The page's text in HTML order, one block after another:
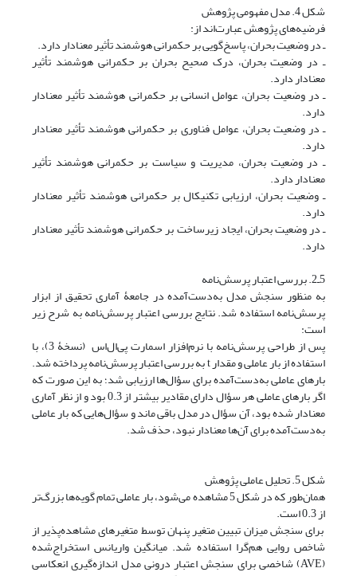
شکل 4. مدل مفهومی پژوهش
فرضیه‌های پژوهش عبارت‌اند از:
ـ در وضعیت بحران، پاسخ‌گویی بر حکمرانی هوشمند تأثیر معنادار دارد.
ـ در وضعیت بحران، درک صحیح بحران بر حکمرانی هوشمند تأثیر
معنادار دارد.
ـ در وضعیت بحران، عوامل انسانی بر حکمرانی هوشمند تأثیر معنادار
دارد.
ـ در وضعیت بحران، عوامل فناوری بر حکمرانی هوشمند تأثیر معنادار
دارد.
ـ در وضعیت بحران، مدیریت و سیاست بر حکمرانی هوشمند تأثیر
معنادار دارد.
ـ وضعیت بحران، ارزیابی تکنیکال بر حکمرانی هوشمند تأثیر معنادار
دارد.
ـ در وضعیت بحران، ایجاد زیرساخت بر حکمرانی هوشمند تأثیر معنادار
دارد.
5ـ2. بررسی اعتبار پرسش‌نامه
به منظور سنجش مدل به‌دست‌آمده در جامعۀ آماری تحقیق از ابزار
پرسش‌نامه استفاده شد. نتایج بررسی اعتبار پرسش‌نامه به شرح زیر
است:
پس از طراحی پرسش‌نامه با نرم‌افزار اسمارت پی‌ال‌اس (نسخۀ 3)، با
استفاده از بار عاملی و مقدار t به بررسی اعتبار پرسش‌نامه پرداخته شد.
بارهای عاملی به‌دست‌آمده برای سؤال‌ها ارزیابی شد؛ به این صورت که
اگر بارهای عاملی هر سؤال دارای مقادیر بیشتر از 0.3 بود و از نظر آماری
معنا‌دار شده بود، آن سؤال در مدل باقی ماند و سؤال‌هایی که بار عاملی
به‌دست‌آمده برای آن‌ها معنا‌دار نبود، حذف شد.
شکل 5. تحلیل عاملی پژوهش
همان‌طور که در شکل 5 مشاهده می‌شود، بار عاملی تمام گویه‌ها بزرگ‌تر
از 0.3 است.
برای سنجش میزان تبیین متغیر پنهان توسط متغیرهای مشاهده‌پذیر از
شاخص روایی هم‌گرا استفاده شد. میانگین واریانس استخراج‌شده
(AVE) شاخصی برای سنجش اعتبار درونی مدل اندازه‌گیری انعکاسی